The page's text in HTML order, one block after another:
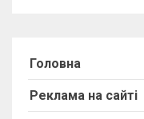
Головна
Реклама на сайті